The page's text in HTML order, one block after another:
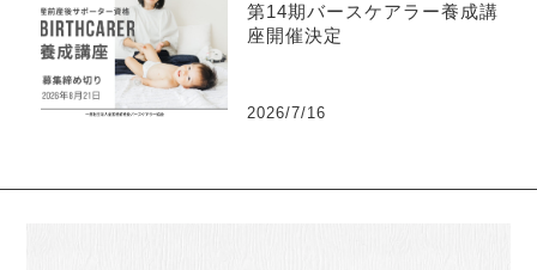
第14期バースケアラー養成講
座開催決定
2026/7/16